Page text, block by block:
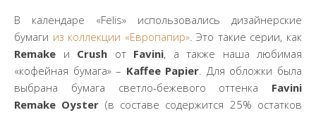
В календаре «Felis» использовались дизайнерские
бумаги из коллекции «Европапир». Это такие серии, как
Remake и Crush от Favini, а также наша любимая
«кофейная бумага» – Kaffee Papier . Для обложки была
выбрана бумага светло-бежевого оттенка Favini
Remake Oyster (в составе содержится 25% остатков